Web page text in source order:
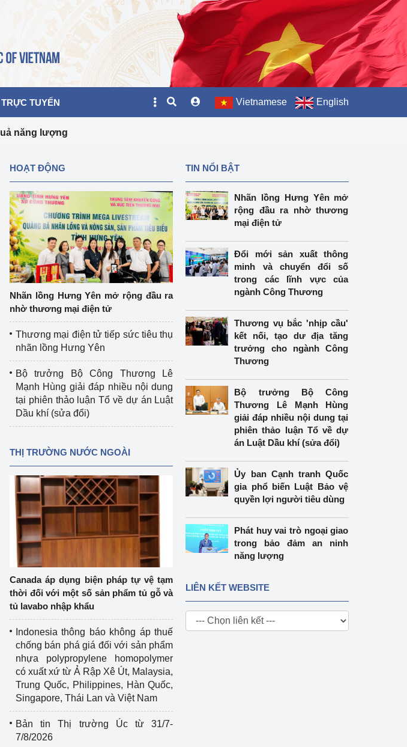
hoạt
điện
nguy
chứa
toàn
TUYẾN Vietnamese English
năng lượng
HOẠT ĐỘNG
Nhãn lồng Hưng Yên mở rộng đầu ra
nhờ thương mại điện tử
Thương mại điện tử tiếp sức tiêu thụ
nhãn lồng Hưng Yên
Bộ trưởng Bộ Công Thương Lê
Mạnh Hùng giải đáp nhiều nội dung
tại phiên thảo luận Tổ về dự án Luật
Dầu khí (sửa đổi)
THỊ TRƯỜNG NƯỚC NGOÀI
Canada áp dụng biện pháp tự vệ tạm
thời đối với một số sản phẩm tủ gỗ và
tủ lavabo nhập khẩu
Indonesia thông báo không áp thuế
chống bán phá giá đối với sản phẩm
nhựa polypropylene homopolymer
có xuất xứ từ Ả Rập Xê Út, Malaysia,
Trung Quốc, Philippines, Hàn Quốc,
Singapore, Thái Lan và Việt Nam
Bản tin Thị trường Úc từ 31/7-
7/8/2026
TIN NỔI BẬT
Nhãn lồng Hưng Yên mở
rộng đầu ra nhờ thương
mại điện tử
Đổi mới sản xuất thông
minh và chuyển đổi số
trong các lĩnh vực của
ngành Công Thương
Thương vụ bắc 'nhịp cầu'
kết nối, tạo dư địa tăng
trưởng cho ngành Công
Thương
Bộ trưởng Bộ Công
Thương Lê Mạnh Hùng
giải đáp nhiều nội dung tại
phiên thảo luận Tổ về dự
án Luật Dầu khí (sửa đổi)
Ủy ban Cạnh tranh Quốc
gia phổ biến Luật Bảo vệ
quyền lợi người tiêu dùng
Phát huy vai trò ngoại giao
trong bảo đảm an ninh
năng lượng
LIÊN KẾT WEBSITE